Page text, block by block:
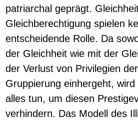
patriarchal geprägt.
Gleichberechtigung spielen
entscheidende Rolle. Da
der Gleichheit wie mit der
der Verlust von Privilegien
Gruppierung einhergeht, wird
alles tun, um diesen
verhindern. Das Modell des